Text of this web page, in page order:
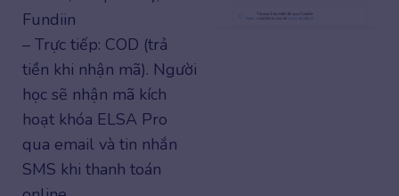
Fundiin
– Trực tiếp: COD (trả
tiền khi nhận mã). Người
học sẽ nhận mã kích
hoạt khóa ELSA Pro
qua email và tin nhắn
SMS khi thanh toán